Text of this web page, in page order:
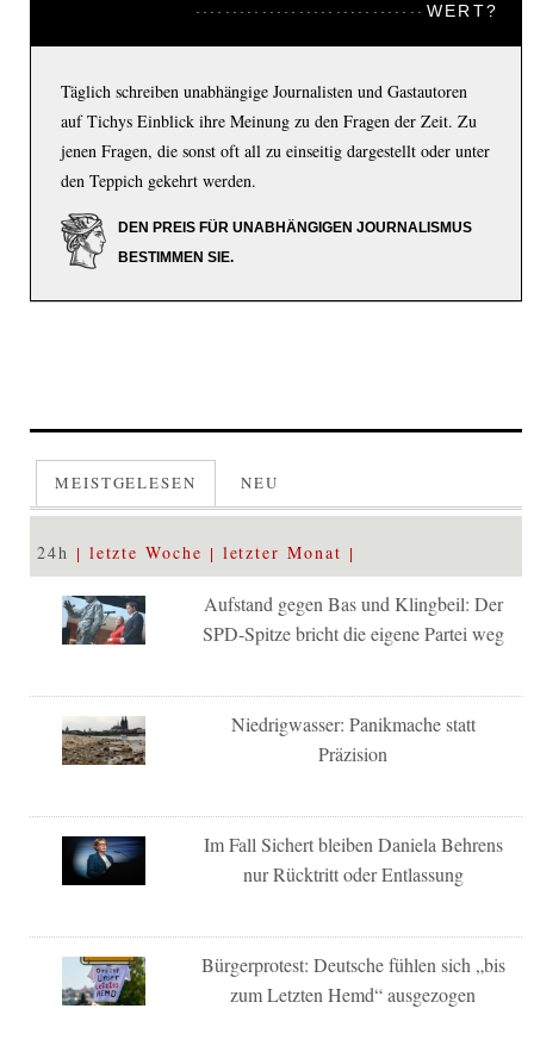
WERT?
Täglich schreiben unabhängige Journalisten und Gastautoren
auf Tichys Einblick ihre Meinung zu den Fragen der Zeit. Zu
jenen Fragen, die sonst oft all zu einseitig dargestellt oder unter
den Teppich gekehrt werden.
DEN PREIS FÜR UNABHÄNGIGEN JOURNALISMUS
BESTIMMEN SIE.
MEISTGELESEN NEU
24h letzte Woche letzter Monat
Aufstand gegen Bas und Klingbeil: Der
SPD-Spitze bricht die eigene Partei weg
Niedrigwasser: Panikmache statt
Präzision
Im Fall Sichert bleiben Daniela Behrens
nur Rücktritt oder Entlassung
Bürgerprotest: Deutsche fühlen sich „bis
zum Letzten Hemd“ ausgezogen